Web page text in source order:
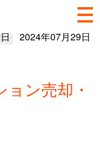
2024年07月29日
ン売却・